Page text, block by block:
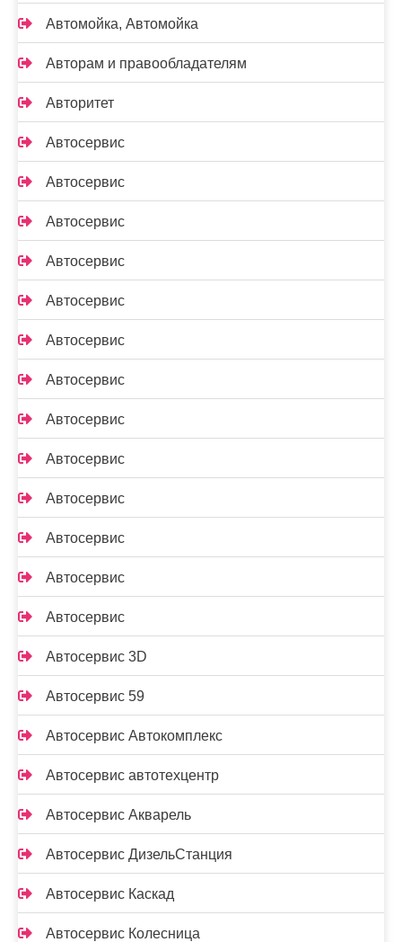
Автомойка, Автомойка
Авторам и правообладателям
Авторитет
Автосервис
Автосервис
Автосервис
Автосервис
Автосервис
Автосервис
Автосервис
Автосервис
Автосервис
Автосервис
Автосервис
Автосервис
Автосервис
Автосервис 3D
Автосервис 59
Автосервис Автокомплекс
Автосервис автотехцентр
Автосервис Акварель
Автосервис ДизельСтанция
Автосервис Каскад
Автосервис Колесница